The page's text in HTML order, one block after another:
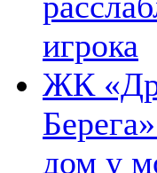
игрока
ЖК
дом у